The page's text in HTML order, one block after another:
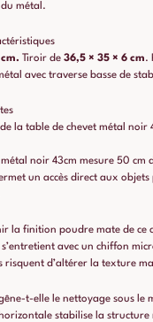
du métal.
cm. Tiroir de 36,5 × 35 × 6 cm.
avec traverse basse de
la table de chevet métal noir
noir 43cm mesure 50 cm
un accès direct aux objets
la finition poudre mate de ce
avec un chiffon
risquent d’altérer la texture
t-elle le nettoyage sous le
stabilise la structure